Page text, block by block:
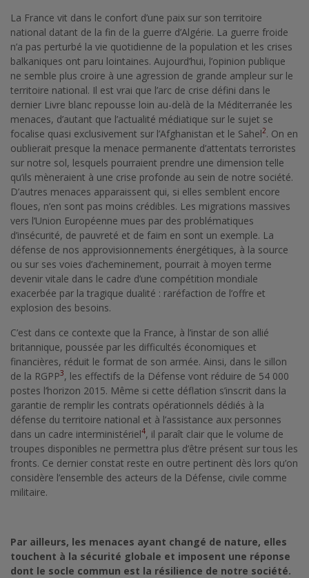
La France vit dans le confort d’une paix sur son territoire
national datant de la fin de la guerre d’Algérie. La guerre froide
n’a pas perturbé la vie quotidienne de la population et les crises
balkaniques ont paru lointaines. Aujourd’hui, l’opinion publique
ne semble plus croire à une agression de grande ampleur sur le
territoire national. Il est vrai que l’arc de crise défini dans le
dernier Livre blanc repousse loin au-delà de la Méditerranée les
menaces, d’autant que l’actualité médiatique sur le sujet se
focalise quasi exclusivement sur l’Afghanistan et le Sahel2. On en
oublierait presque la menace permanente d’attentats terroristes
sur notre sol, lesquels pourraient prendre une dimension telle
qu’ils mèneraient à une crise profonde au sein de notre société.
D’autres menaces apparaissent qui, si elles semblent encore
floues, n’en sont pas moins crédibles. Les migrations massives
vers l’Union Européenne mues par des problématiques
d’insécurité, de pauvreté et de faim en sont un exemple. La
défense de nos approvisionnements énergétiques, à la source
ou sur ses voies d’acheminement, pourrait à moyen terme
devenir vitale dans le cadre d’une compétition mondiale
exacerbée par la tragique dualité : raréfaction de l’offre et
explosion des besoins.
C’est dans ce contexte que la France, à l’instar de son allié
britannique, poussée par les difficultés économiques et
financières, réduit le format de son armée. Ainsi, dans le sillon
de la RGPP3, les effectifs de la Défense vont réduire de 54 000
postes l’horizon 2015. Même si cette déflation s’inscrit dans la
garantie de remplir les contrats opérationnels dédiés à la
défense du territoire national et à l’assistance aux personnes
dans un cadre interministériel4, il paraît clair que le volume de
troupes disponibles ne permettra plus d’être présent sur tous les
fronts. Ce dernier constat reste en outre pertinent dès lors qu’on
considère l’ensemble des acteurs de la Défense, civile comme
militaire.
Par ailleurs, les menaces ayant changé de nature, elles
touchent à la sécurité globale et imposent une réponse
dont le socle commun est la résilience de notre société.